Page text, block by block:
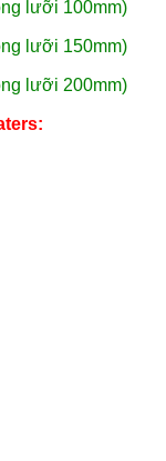
lưỡi 100mm)
lưỡi 150mm)
lưỡi 200mm)